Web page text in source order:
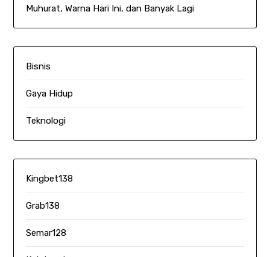
Muhurat, Warna Hari Ini, dan Banyak Lagi
Bisnis
Gaya Hidup
Teknologi
Kingbet138
Grab138
Semar128